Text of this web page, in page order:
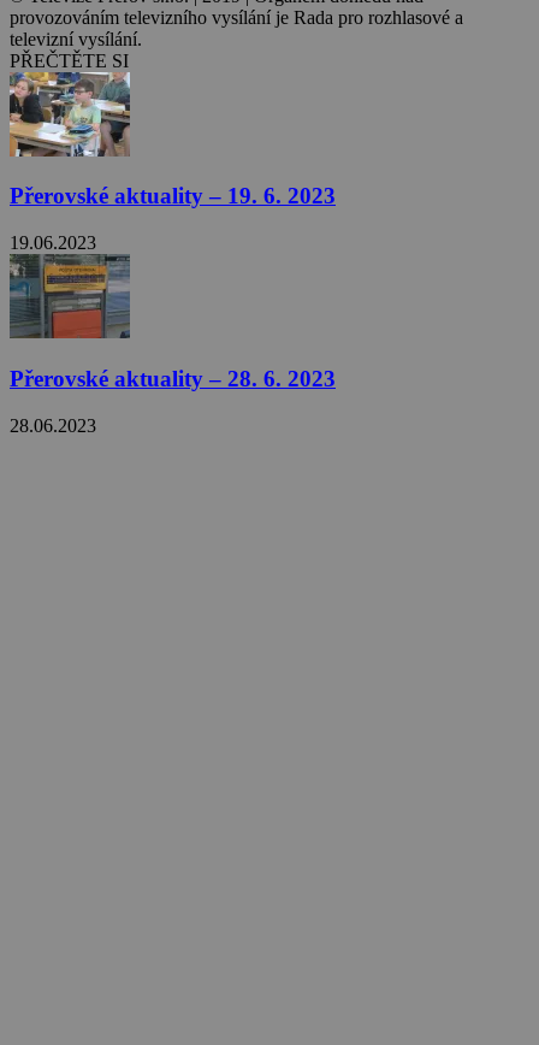
provozováním televizního vysílání je Rada pro rozhlasové a
televizní vysílání.
PŘEČTĚTE SI
Přerovské aktuality – 19. 6. 2023
19.06.2023
Přerovské aktuality – 28. 6. 2023
28.06.2023